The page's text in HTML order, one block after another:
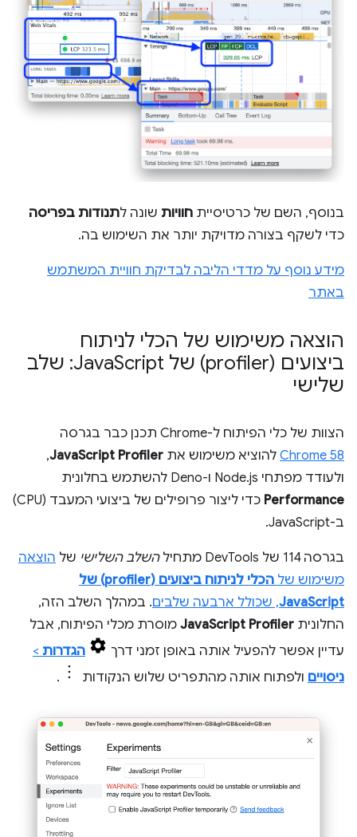
בנוסף, השם של כרטיסיית חוויות שונה לתנודות בפריסה
כדי לשקף בצורה מדויקת יותר את השימוש בה.
מידע נוסף על מדדי הליבה לבדיקת חוויית המשתמש
באתר
הוצאה משימוש של הכלי לניתוח
ביצועים (profiler) של Java
Script: שלב
שלישי
הצוות של כלי הפיתוח ל-Chrome תכנן כבר בגרסה
Chrome 58 להוציא משימוש את JavaScript Profiler
,
ולעודד מפתחי Node.js ו-Deno להשתמש בחלונית
Performance
כדי ליצור פרופילים של ביצועי המעבד (CPU)
ב-JavaScript.
בגרסה 114 של DevTools מתחיל השלב השלישי של הוצאה
משימוש של
הכלי לניתוח ביצועים (profiler) של
JavaScript, שכולל ארבעה שלבים. במהלך השלב הזה,
החלונית JavaScript Profiler מוסרת מכלי הפיתוח, אבל
עדיין אפשר להפעיל אותה באופן זמני דרך
הגדרות >
ניסויים ולפתוח אותה מהתפריט שלוש הנקודות .